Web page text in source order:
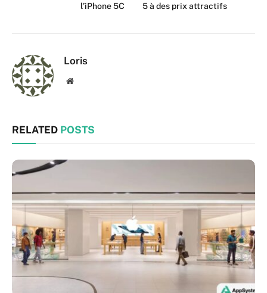
l’iPhone 5C
5 à des prix attractifs
Loris
Website
RELATED POSTS